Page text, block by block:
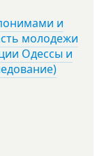
и
молодежи
Одессы и